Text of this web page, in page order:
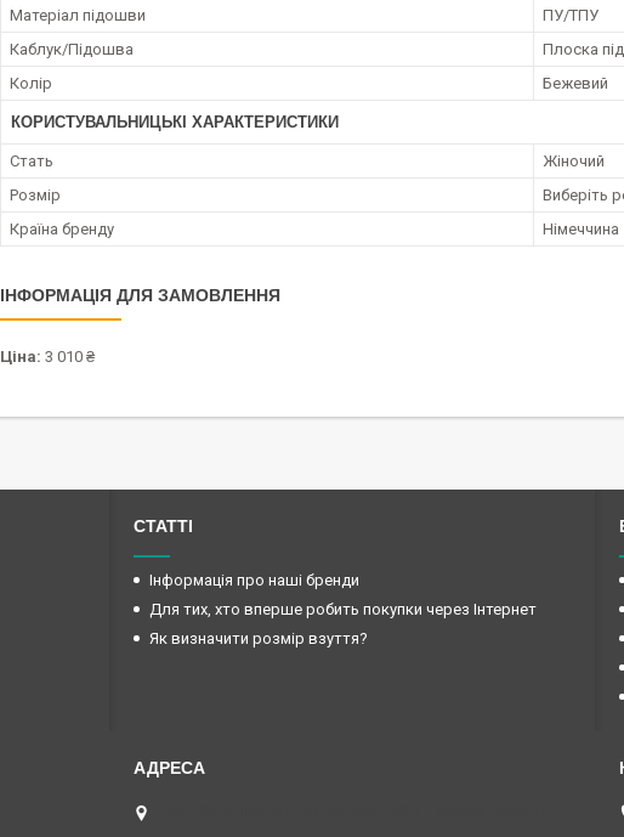
Матеріал підошви
ПУ/ТПУ
Каблук/Підошва
Плоска
Колір
Бежевий
КОРИСТУВАЛЬНИЦЬКІ ХАРАКТЕРИСТИКИ
Стать
Жіночий
Розмір
Виберіть
Країна бренду
Німеччина
ІНФОРМАЦІЯ ДЛЯ ЗАМОВЛЕННЯ
Ціна: 3 010 ₴
СТАТТІ
Інформація про наші бренди
Для тих, хто вперше робить покупки через Інтернет
Як визначити розмір взуття?